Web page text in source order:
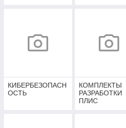
КИБЕРБЕЗОПАСН
ОСТЬ
КОМПЛЕКТЫ
РАЗРАБОТКИ
ПЛИС